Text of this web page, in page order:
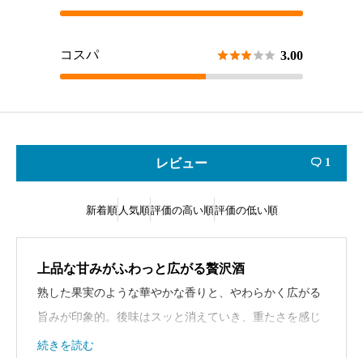
コスパ  3.00
レビュー  1
新着順 人気順評価の高い順評価の低い順
上品な甘みがふわっと広がる贅沢酒
熟した果実のような華やかな香りと、やわらかく広がる
旨みが印象的。後味はスッと消えていき、重たさを感じ
させません。特別な日にゆっくり味わいたくなる一本で
続きを読む